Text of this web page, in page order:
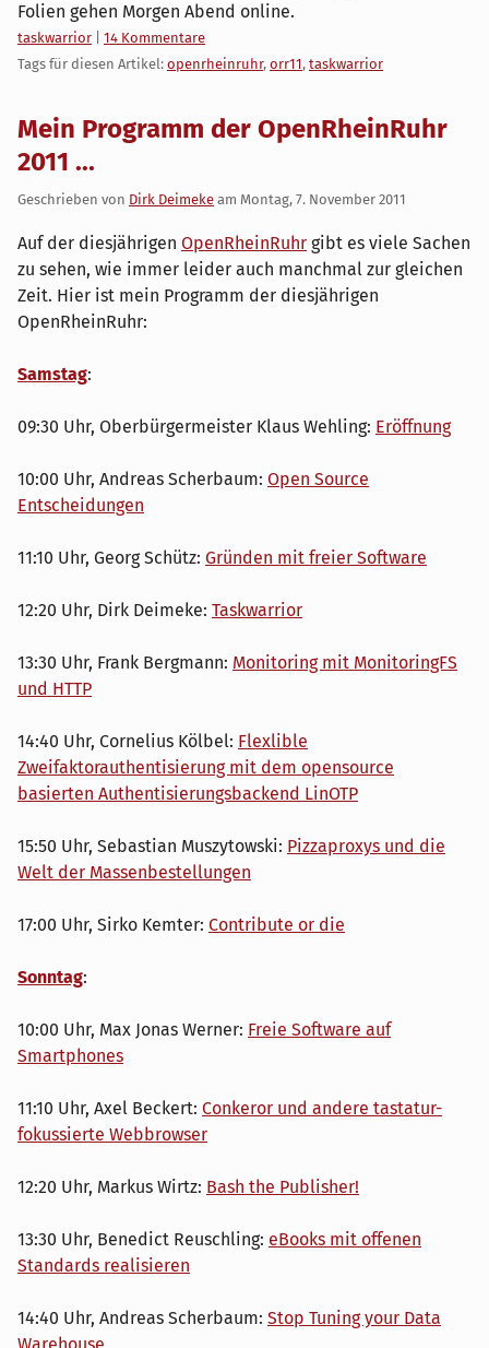
Folien gehen Morgen Abend online.
Kategorien:
taskwarrior
14 Kommentare
Tags für diesen Artikel: openrheinruhr, orr11, taskwarrior
Mein Programm der OpenRheinRuhr
2011 ...
Geschrieben von Dirk Deimeke am Montag, 7. November 2011
Auf der diesjährigen OpenRheinRuhr gibt es viele Sachen
zu sehen, wie immer leider auch manchmal zur gleichen
Zeit. Hier ist mein Programm der diesjährigen
OpenRheinRuhr:
Samstag:
09:30 Uhr, Oberbürgermeister Klaus Wehling: Eröffnung
10:00 Uhr, Andreas Scherbaum: Open Source
Entscheidungen
11:10 Uhr, Georg Schütz: Gründen mit freier Software
12:20 Uhr, Dirk Deimeke: Taskwarrior
13:30 Uhr, Frank Bergmann: Monitoring mit MonitoringFS
und HTTP
14:40 Uhr, Cornelius Kölbel: Flexlible
Zweifaktorauthentisierung mit dem opensource
basierten Authentisierungsbackend LinOTP
15:50 Uhr, Sebastian Muszytowski: Pizzaproxys und die
Welt der Massenbestellungen
17:00 Uhr, Sirko Kemter: Contribute or die
Sonntag:
10:00 Uhr, Max Jonas Werner: Freie Software auf
Smartphones
11:10 Uhr, Axel Beckert: Conkeror und andere tastatur-
fokussierte Webbrowser
12:20 Uhr, Markus Wirtz: Bash the Publisher!
13:30 Uhr, Benedict Reuschling: eBooks mit offenen
Standards realisieren
14:40 Uhr, Andreas Scherbaum: Stop Tuning your Data